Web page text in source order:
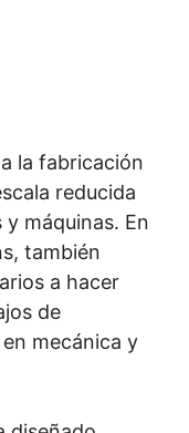
la fabricación
reducida
máquinas. En
también
a hacer
de
mecánica y